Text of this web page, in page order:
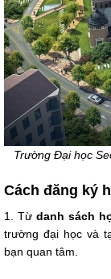
Trường Đại học
Cách đăng ký
1. Từ danh sách
trường đại học và
bạn quan tâm.